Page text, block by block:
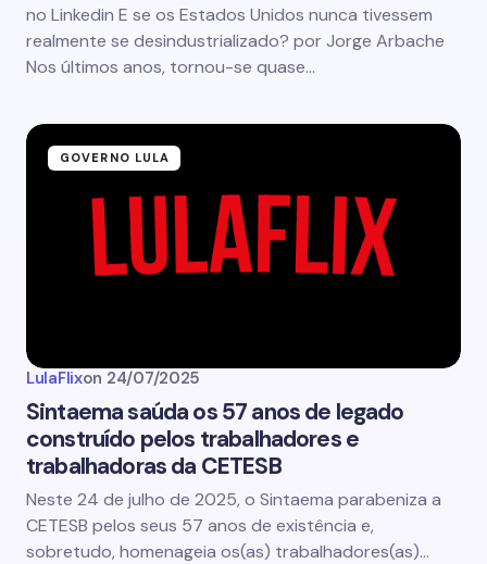
no Linkedin E se os Estados Unidos nunca tivessem
realmente se desindustrializado? por Jorge Arbache
Nos últimos anos, tornou-se quase…
GOVERNO LULA
LulaFlixon 24/07/2025
Sintaema saúda os 57 anos de legado
construído pelos trabalhadores e
trabalhadoras da CETESB
Neste 24 de julho de 2025, o Sintaema parabeniza a
CETESB pelos seus 57 anos de existência e,
sobretudo, homenageia os(as) trabalhadores(as)…